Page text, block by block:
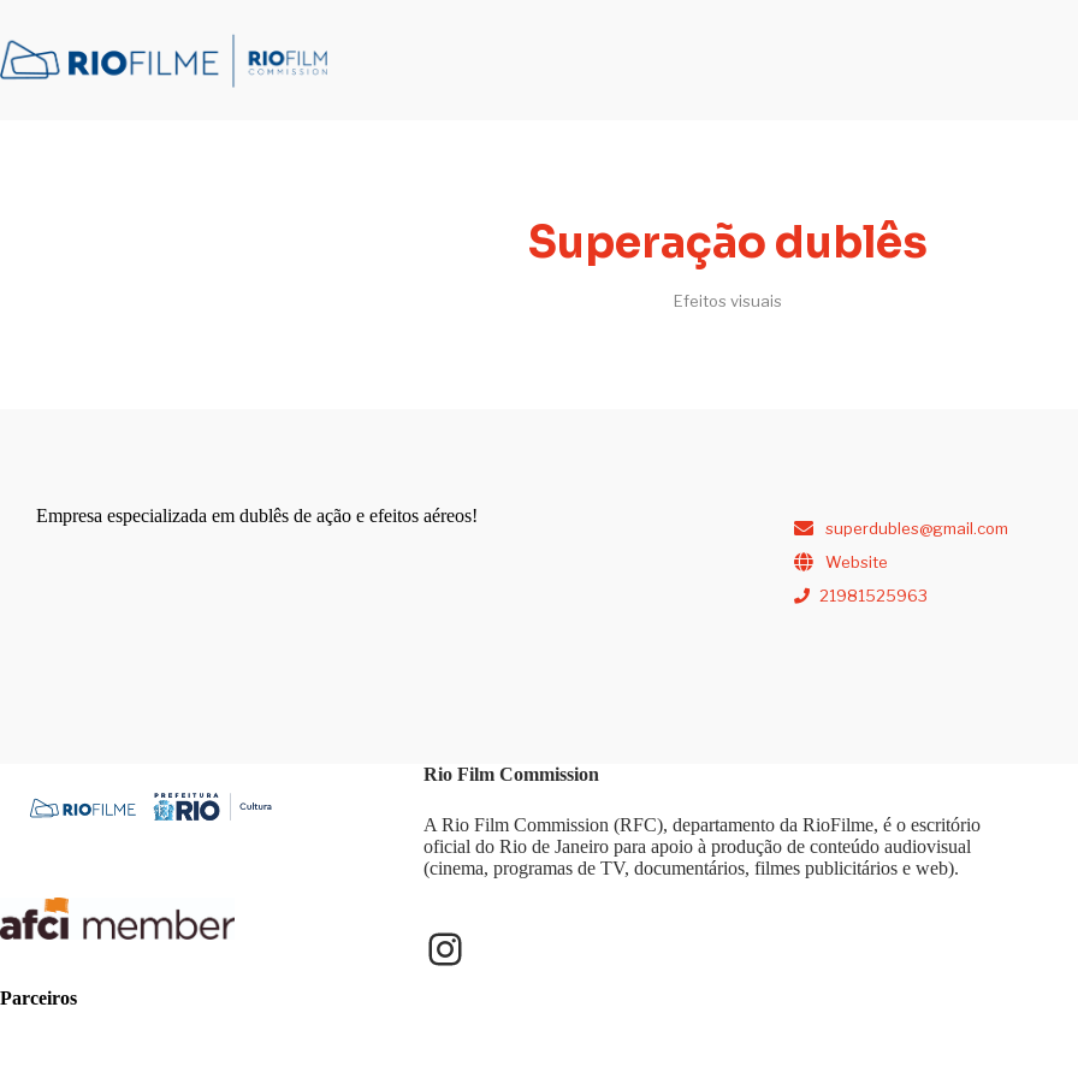
Superação dublês
Efeitos visuais
Empresa especializada em dublês de ação e efeitos aéreos!
superdubles@gmail.com
Website
21981525963
Parceiros
Rio Film Commission
A Rio Film Commission (RFC), departamento da RioFilme, é o escritório
oficial do Rio de Janeiro para apoio à produção de conteúdo audiovisual
(cinema, programas de TV, documentários, filmes publicitários e web).